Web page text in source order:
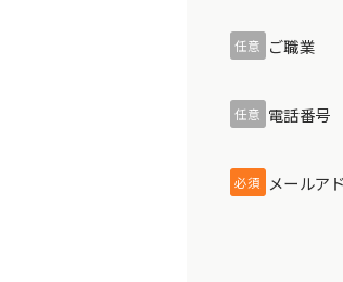
任意 ご職業
任意 電話番号
必須
メールア